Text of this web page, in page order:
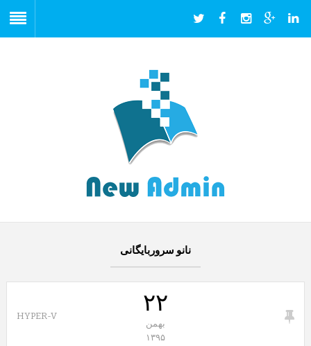
نانو سروربایگانی
۲۲
بهمن
۱۳۹۵
HYPER-V